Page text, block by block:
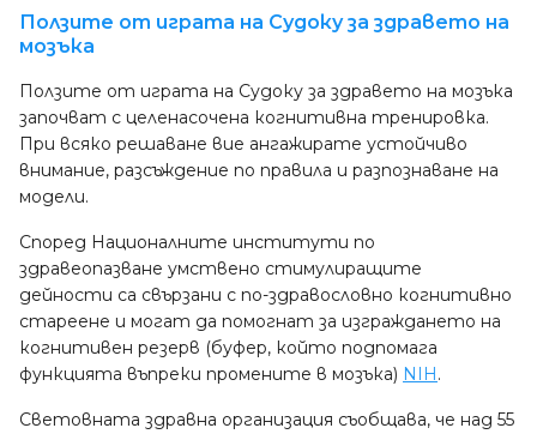
Ползите от играта на Судоку за здравето на
мозъка
Ползите от играта на Судоку за здравето на мозъка
започват с целенасочена когнитивна тренировка.
При всяко решаване вие ангажирате устойчиво
внимание, разсъждение по правила и разпознаване на
модели.
Според Националните институти по
здравеопазване умствено стимулиращите
дейности са свързани с по-здравословно когнитивно
стареене и могат да помогнат за изграждането на
когнитивен резерв (буфер, който подпомага
функцията въпреки промените в мозъка) NIH.
Световната здравна организация съобщава, че над 55